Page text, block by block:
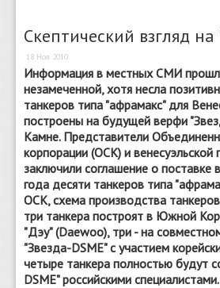
Справочник
Погода
О сайте
Скептический взгляд
18 Ноя 2010
Информация в местных СМИ
незамеченной, хотя несла
танкеров типа "афрамакс" для
построены на будущей верфи
Камне. Представители
корпорации (ОСК) и венесуэльской
заключили соглашение о поставке
года десяти танкеров типа
ОСК, схема производства
три танкера построят в Южной
"Дэу" (Daewoo), три - на
"Звезда-DSME" с участием
четыре танкера полностью будут
DSME" российскими специалистами.